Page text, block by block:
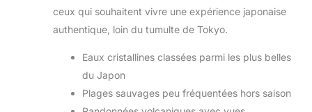
ceux qui souhaitent vivre une expérience japonaise
authentique, loin du tumulte de Tokyo.
Eaux cristallines classées parmi les plus belles
du Japon
Plages sauvages peu fréquentées hors saison